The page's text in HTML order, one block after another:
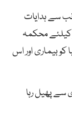
سے ہدایات
محکمہ
بیماری اور اس
سے پھیل رہا